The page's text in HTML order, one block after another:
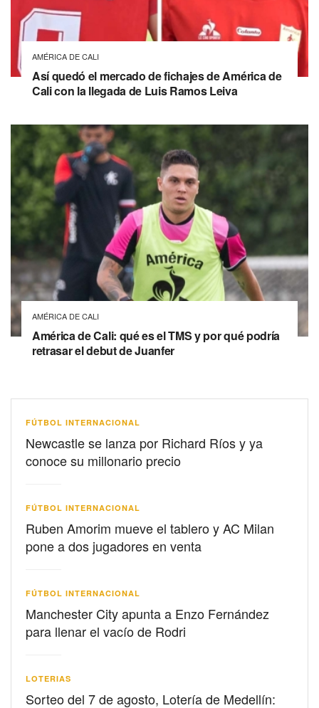
AMÉRICA DE CALI
Así quedó el mercado de fichajes de América de
Cali con la llegada de Luis Ramos Leiva
AMÉRICA DE CALI
América de Cali: qué es el TMS y por qué podría
retrasar el debut de Juanfer
FÚTBOL INTERNACIONAL
Newcastle se lanza por Richard Ríos y ya
conoce su millonario precio
FÚTBOL INTERNACIONAL
Ruben Amorim mueve el tablero y AC Milan
pone a dos jugadores en venta
FÚTBOL INTERNACIONAL
Manchester City apunta a Enzo Fernández
para llenar el vacío de Rodri
LOTERIAS
Sorteo del 7 de agosto, Lotería de Medellín: